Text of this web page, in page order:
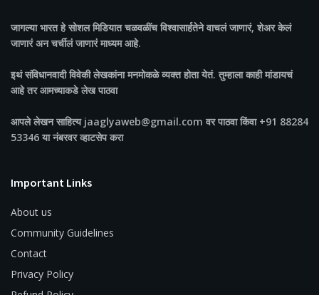
जागल्या भारतहे सोशल मिडियात चळवळींच विश्वासार्हतेने वाचलं जाणारं, शेअर केलं
जाणारं अन चर्चीलं जाणारं माध्यम आहे.
इथं संविधानवादी विवेकी लेखकांना मनमोकळे व्यक्त होता येतं. तुम्हाला काही मांडायचं
आहे तर आमच्याकडे लेख पाठवा
आपले लेखन साहित्य jaaglyaweb@gmail.com वर पाठवा किंवा +91 88284
53346 या नंबरवर व्हाटसेप करा
Important Links
About us
Community Guidelines
Contact
Privacy Policy